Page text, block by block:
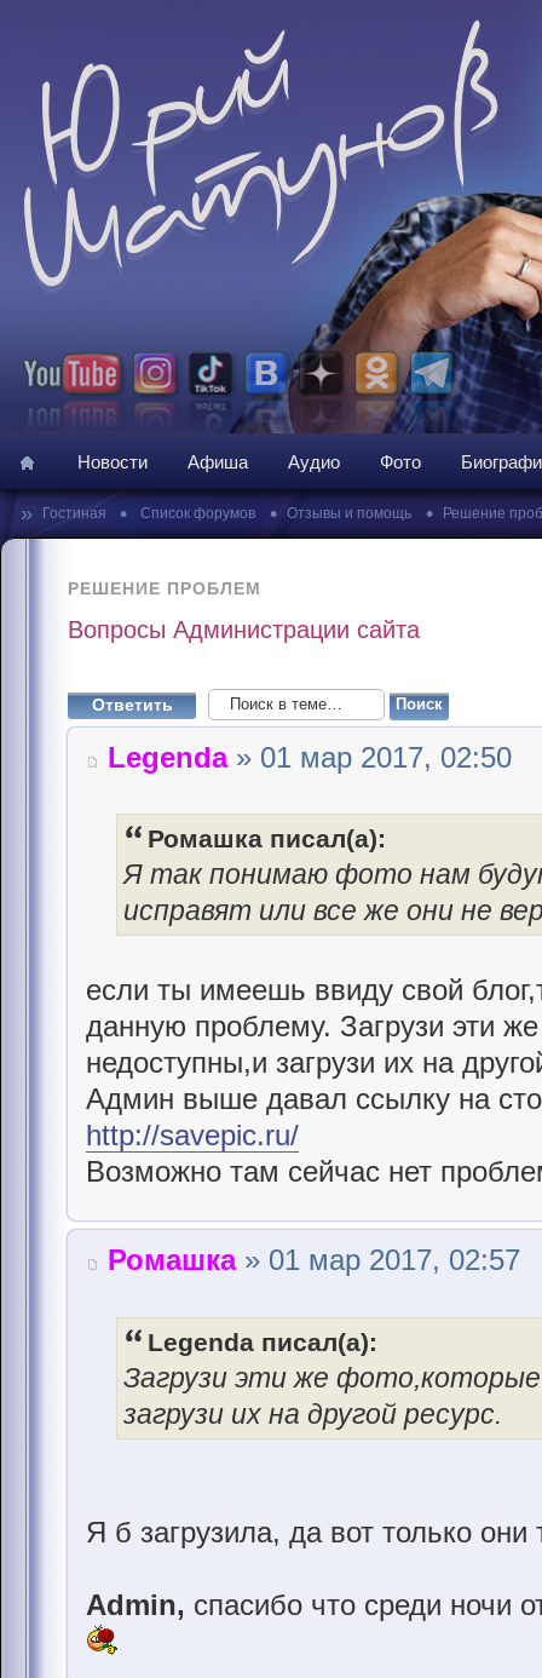
Новости Афиша Аудио Фото
» Гостиная • Список форумов • Отзывы и помощь • Решение
РЕШЕНИЕ ПРОБЛЕМ
Вопросы Администрации сайта
Ответить
Legenda» 01 мар 2017, 02:50
Ромашка писал(а):
Я так понимаю фото нам
исправят или все же они не
если ты имеешь ввиду свой
данную проблему. Загрузи эти
недоступны,и загрузи их на
Админ выше давал ссылку на
http://savepic.ru/
Возможно там сейчас нет
Ромашка» 01 мар 2017, 02:57
Legenda писал(а):
Загрузи эти же
загрузи их на другой ресурс.
Я б загрузила, да вот только
Admin, спасибо что среди ночи